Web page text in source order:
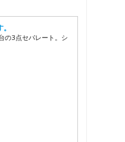
の3点セパレート。シ